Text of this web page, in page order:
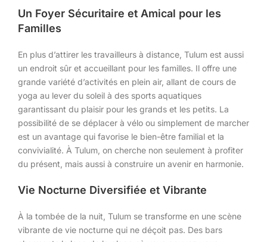
Un Foyer Sécuritaire et Amical pour les
Familles
En plus d’attirer les travailleurs à distance, Tulum est aussi
un endroit sûr et accueillant pour les familles. Il offre une
grande variété d’activités en plein air, allant de cours de
yoga au lever du soleil à des sports aquatiques
garantissant du plaisir pour les grands et les petits. La
possibilité de se déplacer à vélo ou simplement de marcher
est un avantage qui favorise le bien-être familial et la
convivialité. À Tulum, on cherche non seulement à profiter
du présent, mais aussi à construire un avenir en harmonie.
Vie Nocturne Diversifiée et Vibrante
À la tombée de la nuit, Tulum se transforme en une scène
vibrante de vie nocturne qui ne déçoit pas. Des bars